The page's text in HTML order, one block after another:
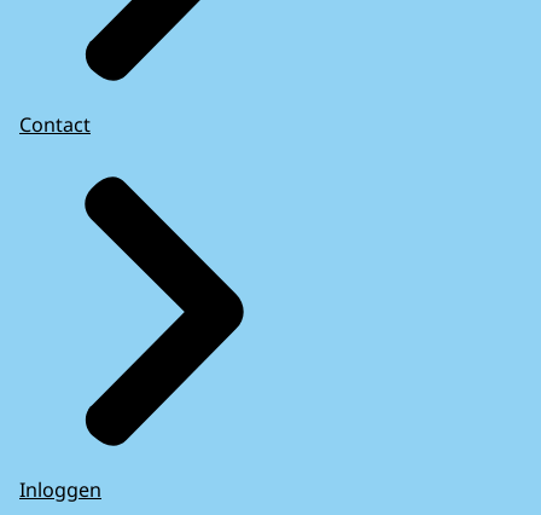
Contact
Inloggen